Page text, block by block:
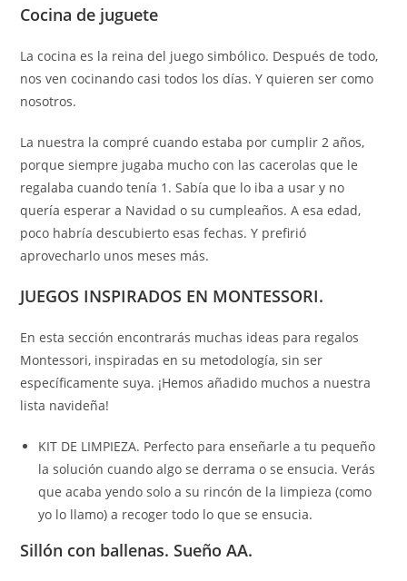
Cocina de juguete
La cocina es la reina del juego simbólico. Después de todo,
nos ven cocinando casi todos los días. Y quieren ser como
nosotros.
La nuestra la compré cuando estaba por cumplir 2 años,
porque siempre jugaba mucho con las cacerolas que le
regalaba cuando tenía 1. Sabía que lo iba a usar y no
quería esperar a Navidad o su cumpleaños. A esa edad,
poco habría descubierto esas fechas. Y prefirió
aprovecharlo unos meses más.
JUEGOS INSPIRADOS EN MONTESSORI.
En esta sección encontrarás muchas ideas para regalos
Montessori, inspiradas en su metodología, sin ser
específicamente suya. ¡Hemos añadido muchos a nuestra
lista navideña!
KIT DE LIMPIEZA. Perfecto para enseñarle a tu pequeño
la solución cuando algo se derrama o se ensucia. Verás
que acaba yendo solo a su rincón de la limpieza (como
yo lo llamo) a recoger todo lo que se ensucia.
Sillón con ballenas. Sueño AA.